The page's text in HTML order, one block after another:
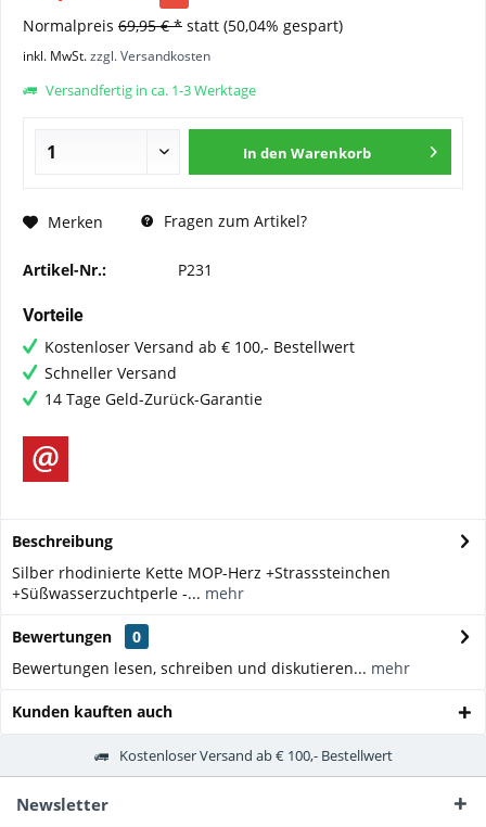
Normalpreis 69,95 € * statt (50,04% gespart)
inkl. MwSt.zzgl. Versandkosten
Versandfertig in ca. 1-3 Werktage
In den Warenkorb
Merken Fragen zum Artikel?
Artikel-Nr.: P231
Vorteile
Kostenloser Versand ab € 100,- Bestellwert
Schneller Versand
14 Tage Geld-Zurück-Garantie
Beschreibung
Silber rhodinierte Kette MOP-Herz +Strasssteinchen
+Süßwasserzuchtperle -... mehr
Bewertungen
0
Bewertungen lesen, schreiben und diskutieren... mehr
Kunden kauften auch
Kostenloser Versand ab € 100,- Bestellwert
Newsletter